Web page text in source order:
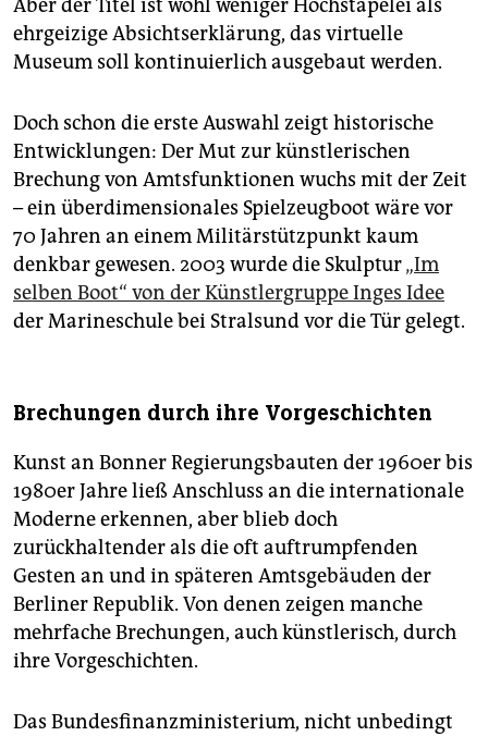
Aber der Titel ist wohl weniger Hochstapelei als
ehrgeizige Absichtserklärung, das virtuelle
Museum soll kontinuierlich ausgebaut werden.
Doch schon die erste Auswahl zeigt historische
Entwicklungen: Der Mut zur künstlerischen
Brechung von Amtsfunktionen wuchs mit der Zeit
– ein überdimensionales Spielzeugboot wäre vor
70 Jahren an einem Militärstützpunkt kaum
denkbar gewesen. 2003 wurde die Skulptur„Im
selben Boot“ von der Künstlergruppe Inges Idee
der Marineschule bei Stralsund vor die Tür gelegt.
Brechungen durch ihre Vorgeschichten
Kunst an Bonner Regierungsbauten der 1960er bis
1980er Jahre ließ Anschluss an die internationale
Moderne erkennen, aber blieb doch
zurückhaltender als die oft auftrumpfenden
Gesten an und in späteren Amtsgebäuden der
Berliner Republik. Von denen zeigen manche
mehrfache Brechungen, auch künstlerisch, durch
ihre Vorgeschichten.
Das Bundesfinanzministerium, nicht unbedingt